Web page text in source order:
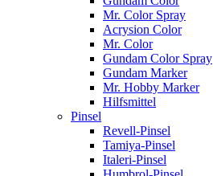
Mr. Color Spray
Acrysion Color
Mr. Color
Gundam Color Spray
Gundam Marker
Mr. Hobby Marker
Hilfsmittel
Pinsel
Revell-Pinsel
Tamiya-Pinsel
Italeri-Pinsel